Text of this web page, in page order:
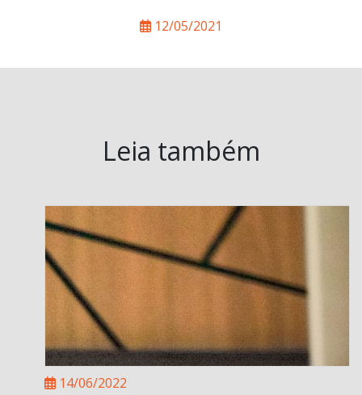
12/05/2021
Leia também
14/06/2022